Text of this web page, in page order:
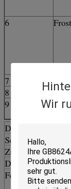
Wir
6
7
8
9
Druckfestigkeit
Schlagfestigkeit
Zugfestigkeit
Dichte